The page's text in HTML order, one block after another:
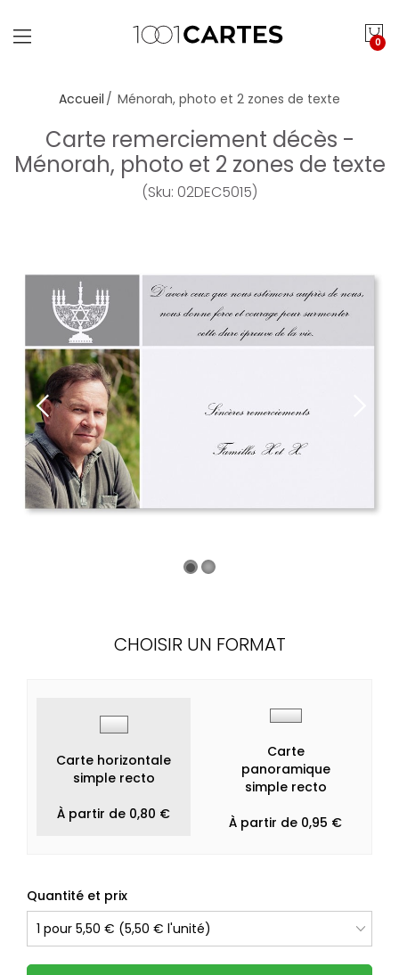
0
Accueil Ménorah, photo et 2 zones de texte
Carte remerciement décès -
Ménorah, photo et 2 zones de texte
(Sku: 02DEC5015)
CHOISIR UN FORMAT
Carte horizontale
simple recto
À partir de 0,80 €
Carte
panoramique
simple recto
À partir de 0,95 €
Quantité et prix